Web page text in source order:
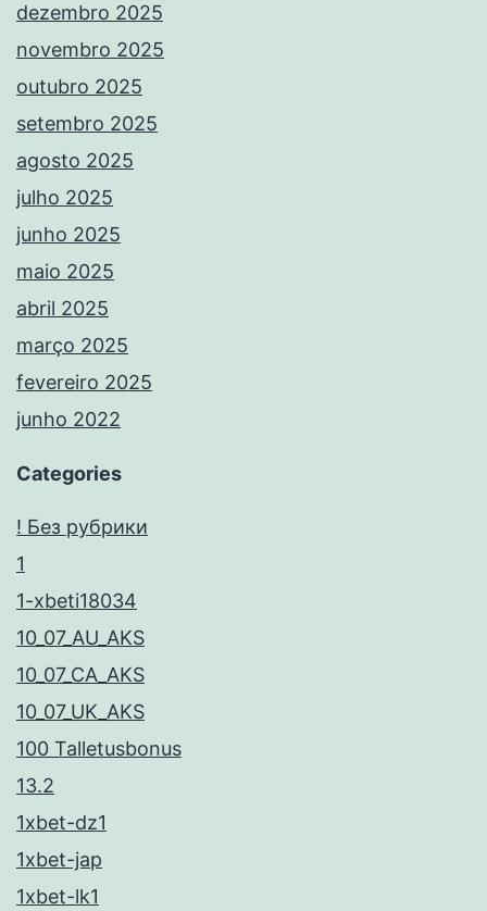
dezembro 2025
novembro 2025
outubro 2025
setembro 2025
agosto 2025
julho 2025
junho 2025
maio 2025
abril 2025
março 2025
fevereiro 2025
junho 2022
Categories
! Без рубрики
1
1-xbeti18034
10_07_AU_AKS
10_07_CA_AKS
10_07_UK_AKS
100 Talletusbonus
13.2
1xbet-dz1
1xbet-jap
1xbet-lk1